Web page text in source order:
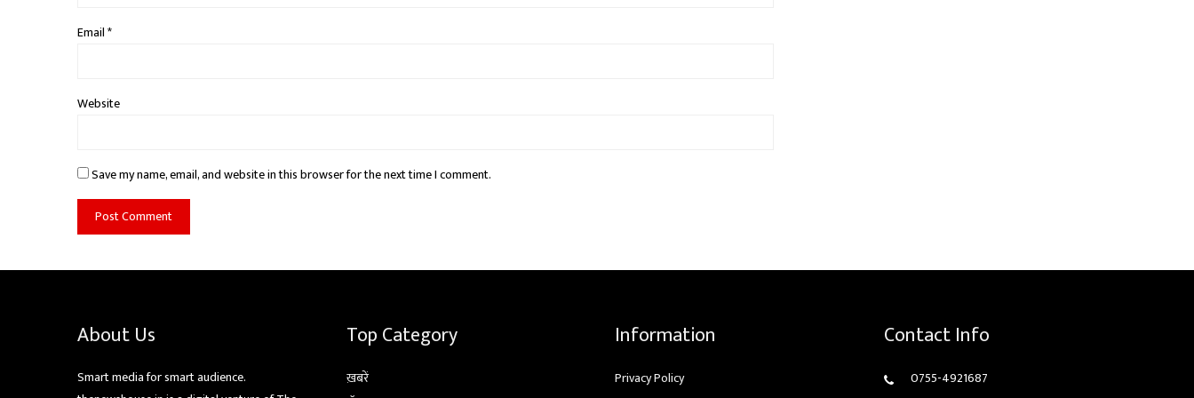
Email*
Website
Save my name, email, and website in this browser for the next time I comment.
About Us
Smart media for smart audience.
Top Category
ख़बरें
Information
Privacy Policy
Contact Info
0755-4921687